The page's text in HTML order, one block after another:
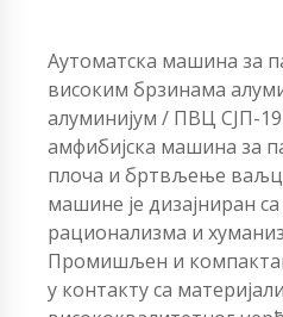
Аутоматска машина за
високим брзинама
алуминијум / ПВЦ СЈП-19
амфибијска машина за
плоча и бртвљење
машине је дизајниран
рационализма и
Промишљен и
у контакту са